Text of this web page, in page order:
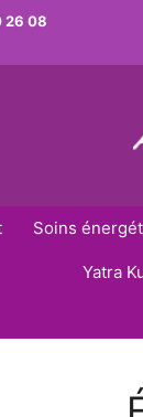
26 08
Soins
Yatra